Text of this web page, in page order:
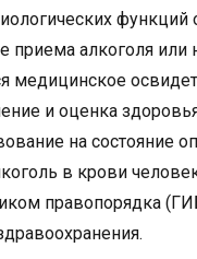
функций
приема алкоголя
медицинское
и оценка
на состояние
в крови
правопорядка